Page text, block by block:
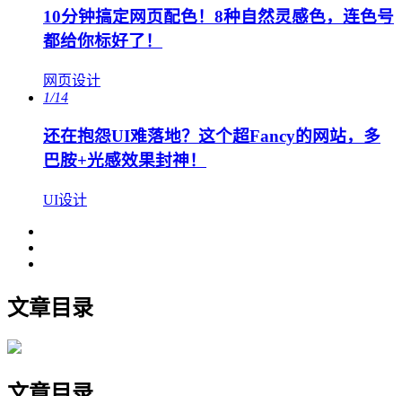
10分钟搞定网页配色！8种自然灵感色，连色号
都给你标好了！
网页设计
1/14
还在抱怨UI难落地？这个超Fancy的网站，多
巴胺+光感效果封神！
UI设计
文章目录